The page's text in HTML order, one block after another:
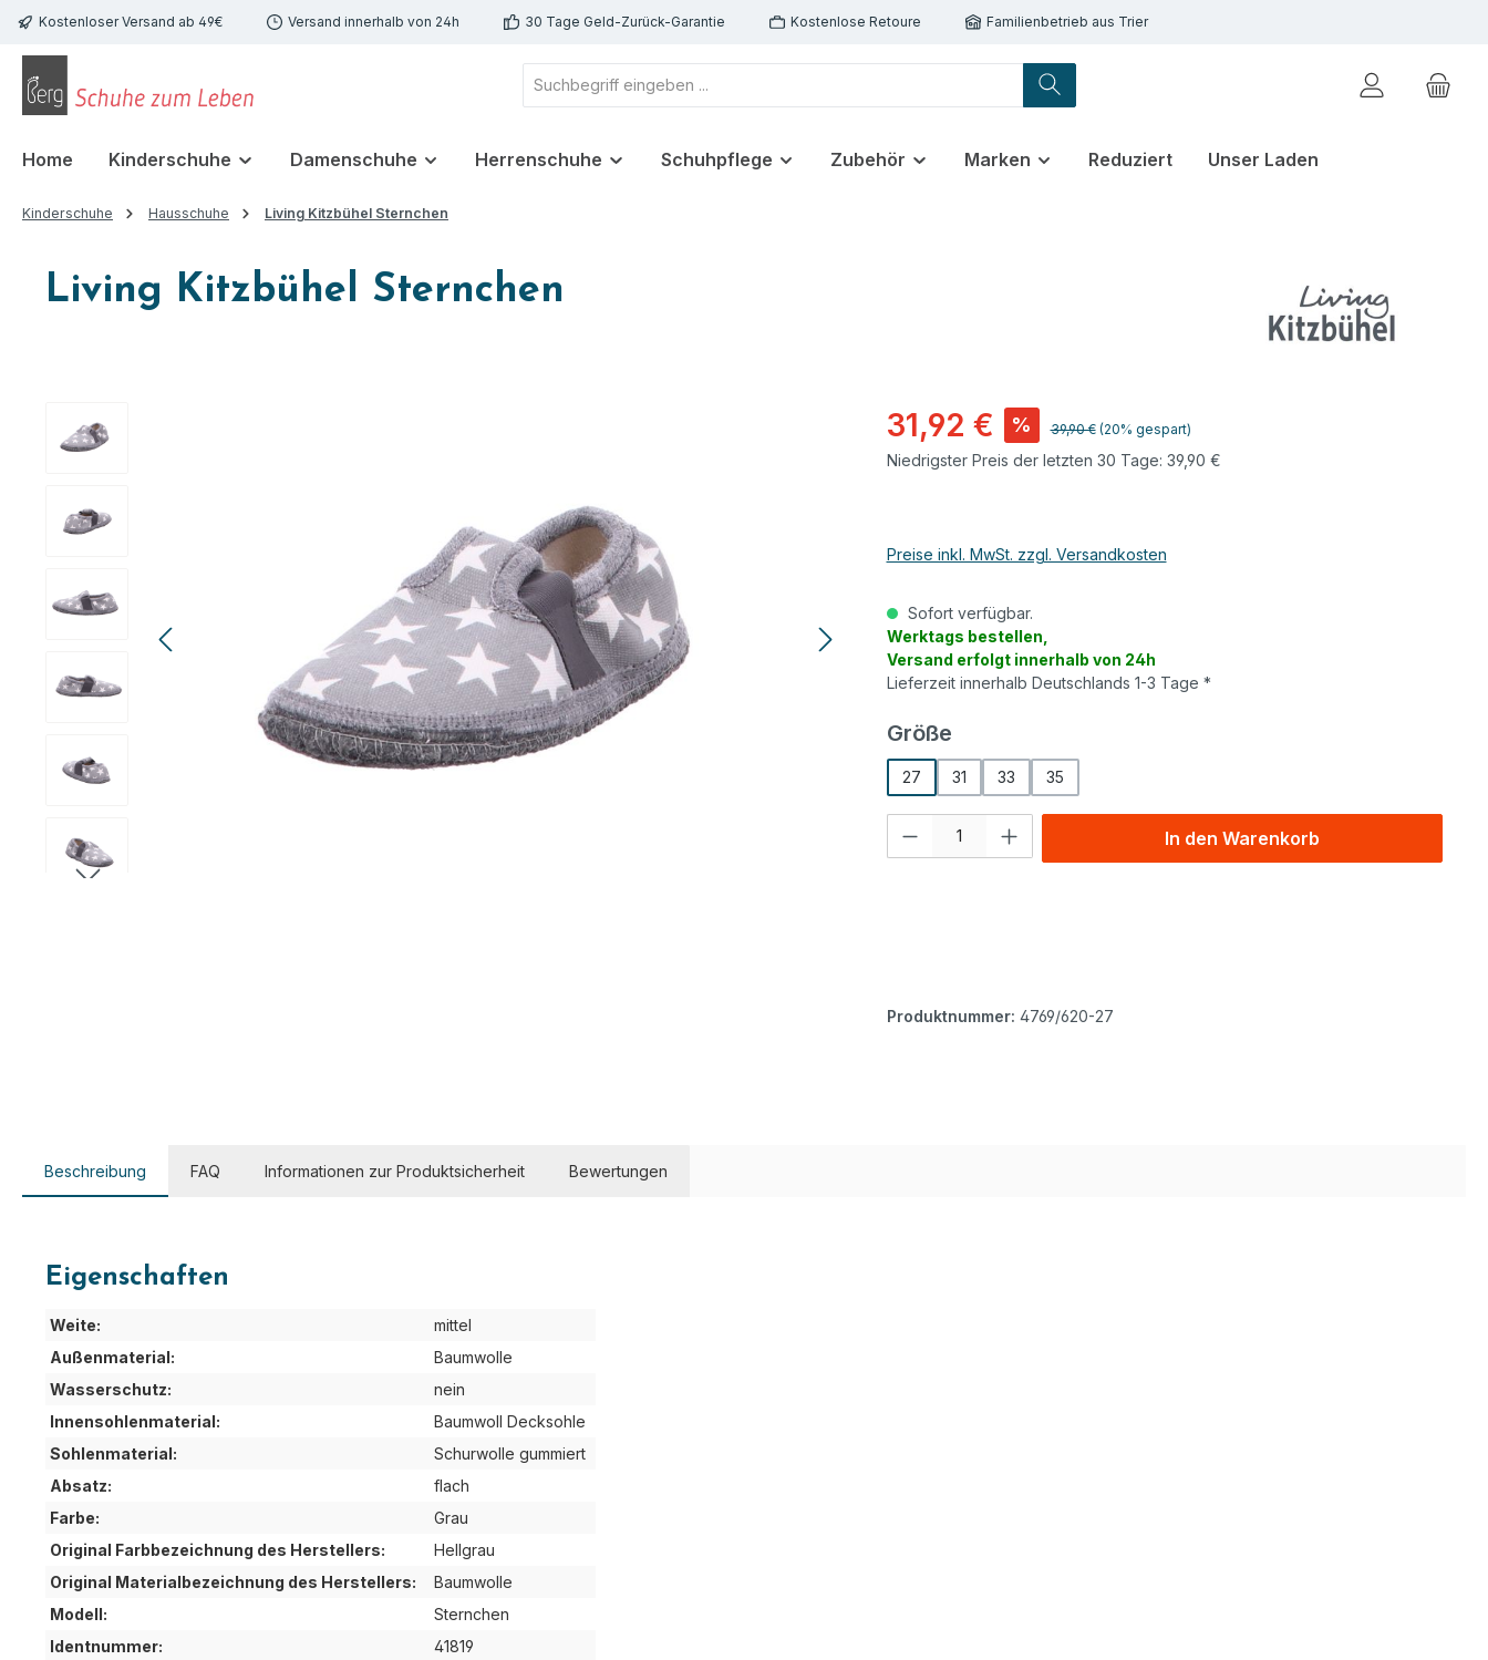
Hauptinhalt springen
Zur Suche springen
Zur Hauptnavigation springen
Kostenloser Versand ab 49€ Versand innerhalb von 24h 30 Tage Geld-Zurück-Garantie Kostenlose Retoure Familienbetrieb aus Trier
Home Kinderschuhe Damenschuhe Herrenschuhe Schuhpflege Zubehör Marken Reduziert Unser Laden
Kinderschuhe Hausschuhe Living Kitzbühel Sternchen
Living Kitzbühel Sternchen
31,92 € % Regulärer Preis:
39,90 € (20% gespart)
Niedrigster Preis der letzten 30 Tage: 39,90 €
Preise inkl. MwSt. zzgl. Versandkosten
Sofort verfügbar.
Werktags bestellen,
Versand erfolgt innerhalb von 24h
Lieferzeit innerhalb Deutschlands 1-3 Tage *
Größeauswählen
27 31 33 35
Produkt Anzahl: Gib den gewünschten Wert ein oder benutze die Schaltflächen
In den Warenkorb
Produktnummer: 4769/620-27
Beschreibung FAQ Informationen zur Produktsicherheit Bewertungen
Eigenschaften
Weite:
mittel
Außenmaterial:
Baumwolle
Wasserschutz:
nein
Innensohlenmaterial:
Baumwoll Decksohle
Sohlenmaterial:
Schurwolle gummiert
Absatz:
flach
Farbe:
Grau
Original Farbbezeichnung des Herstellers:
Hellgrau
Original Materialbezeichnung des Herstellers:
Baumwolle
Modell:
Sternchen
Identnummer:
41819